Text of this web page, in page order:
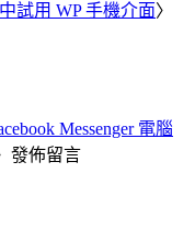
試用 WP 手機介面〉
Messenger 電腦
發佈留言